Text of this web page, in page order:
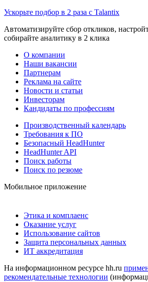
Ускорьте подбор в 2 раза с Talantix
Автоматизируйте сбор откликов,
собирайте аналитику в 2 клика
О компании
Наши вакансии
Партнерам
Реклама на сайте
Новости и статьи
Инвесторам
Кандидаты по профессиям
Производственный календарь
Требования к ПО
Безопасный HeadHunter
HeadHunter API
Поиск работы
Поиск по резюме
Мобильное приложение
Этика и комплаенс
Оказание услуг
Использование сайтов
Защита персональных данных
ИТ аккредитация
На информационном ресурсе hh.ru
рекомендательные технологии